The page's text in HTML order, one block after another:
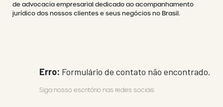
de advocacia empresarial dedicado ao acompanhamento
jurídico dos nossos clientes e seus negócios no Brasil.
Erro: Formulário de contato não encontrado.
Siga nosso escritório nas redes sociais